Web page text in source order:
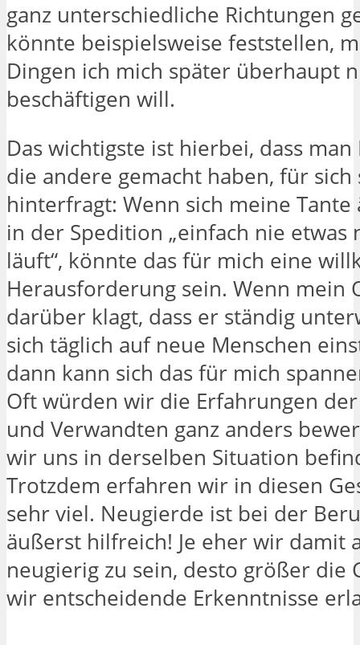
ganz unterschiedliche Richtungen
könnte beispielsweise feststellen,
Dingen ich mich später überhaupt
beschäftigen will.
Das wichtigste ist hierbei, dass
die andere gemacht haben, für sich
hinterfragt: Wenn sich meine Tante
in der Spedition „einfach nie etwas
läuft“, könnte das für mich eine
Herausforderung sein. Wenn mein
darüber klagt, dass er ständig
sich täglich auf neue Menschen
dann kann sich das für mich
Oft würden wir die Erfahrungen
und Verwandten ganz anders
wir uns in derselben Situation
Trotzdem erfahren wir in diesen
sehr viel. Neugierde ist bei der
äußerst hilfreich! Je eher wir damit
neugierig zu sein, desto größer die
wir entscheidende Erkenntnisse